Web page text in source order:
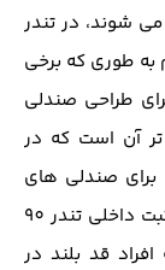
شوند، در تندر
به طوری که برخی
طراحی صندلی
آن است که در
سری هم برای صندلی های
بخش عقب تعبیه نشده است. یکی از نکات مثبت داخلی تندر 90
قد بلند در